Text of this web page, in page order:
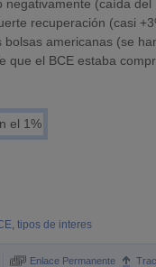
(caída del
recuperación (casi
americanas (se
que el BCE estaba
, tipos de interes
Enlace Permanente